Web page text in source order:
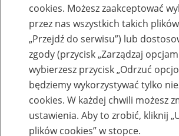
Szkolenia
Zaproś ZUS do siebie:
cookies. Możesz zaakceptować
przez nas wszystkich takich
„Przejdź do serwisu”) lub
zgody (przycisk „Zarządzaj
wybierzesz przycisk „Odrzuć
będziemy wykorzystywać tylko
cookies. W każdej chwili możesz
ustawienia. Aby to zrobić, kliknij
plików cookies” w stopce.